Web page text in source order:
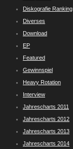
Diskografie Ranking
Diverses
Download
EP
Featured
Gewinnspiel
Heavy Rotation
Interview
Jahrescharts 2011
Jahrescharts 2012
Jahrescharts 2013
Jahrescharts 2014